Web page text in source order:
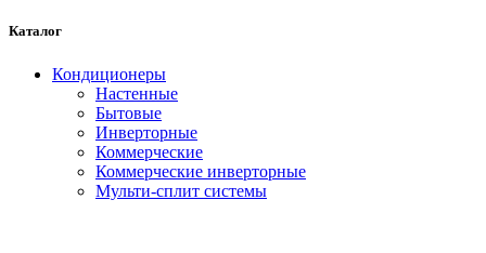
Каталог
Кондиционеры
Настенные
Бытовые
Инверторные
Коммерческие
Коммерческие инверторные
Мульти-сплит системы